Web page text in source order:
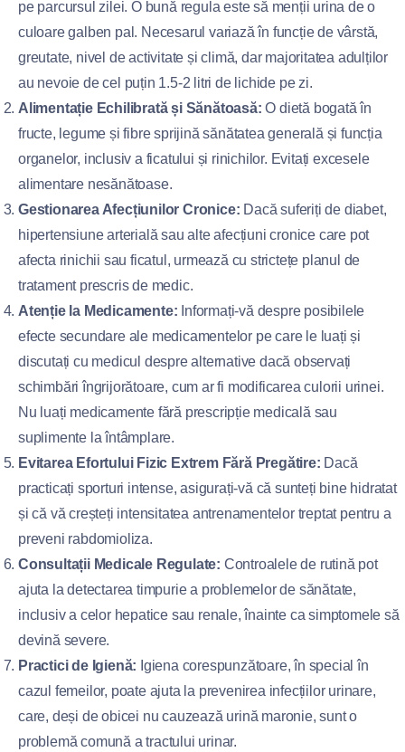
pe parcursul zilei. O bună regula este să menții urina de o
culoare galben pal. Necesarul variază în funcție de vârstă,
greutate, nivel de activitate și climă, dar majoritatea adulților
au nevoie de cel puțin 1.5-2 litri de lichide pe zi.
Alimentație Echilibrată și Sănătoasă: O dietă bogată în
fructe, legume și fibre sprijină sănătatea generală și funcția
organelor, inclusiv a ficatului și rinichilor. Evitați excesele
alimentare nesănătoase.
Gestionarea Afecțiunilor Cronice: Dacă suferiți de diabet,
hipertensiune arterială sau alte afecțiuni cronice care pot
afecta rinichii sau ficatul, urmează cu strictețe planul de
tratament prescris de medic.
Atenție la Medicamente: Informați-vă despre posibilele
efecte secundare ale medicamentelor pe care le luați și
discutați cu medicul despre alternative dacă observați
schimbări îngrijorătoare, cum ar fi modificarea culorii urinei.
Nu luați medicamente fără prescripție medicală sau
suplimente la întâmplare.
Evitarea Efortului Fizic Extrem Fără Pregătire: Dacă
practicați sporturi intense, asigurați-vă că sunteți bine hidratat
și că vă creșteți intensitatea antrenamentelor treptat pentru a
preveni rabdomioliza.
Consultații Medicale Regulate: Controalele de rutină pot
ajuta la detectarea timpurie a problemelor de sănătate,
inclusiv a celor hepatice sau renale, înainte ca simptomele să
devină severe.
Practici de Igienă: Igiena corespunzătoare, în special în
cazul femeilor, poate ajuta la prevenirea infecțiilor urinare,
care, deși de obicei nu cauzează urină maronie, sunt o
problemă comună a tractului urinar.